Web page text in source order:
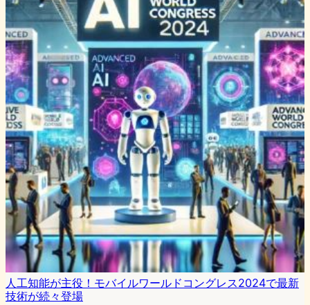
人工知能が主役！モバイルワールドコングレス2024で最新
技術が続々登場